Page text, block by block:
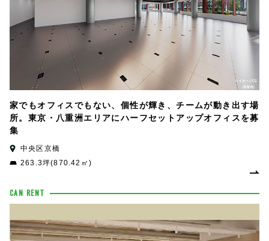
家でもオフィスでもない、個性が輝き、チームが動き出す場
所。東京・八重洲エリアにハーフセットアップオフィスを募
集
中央区京橋
263.3坪(870.42㎡)
CAN RENT